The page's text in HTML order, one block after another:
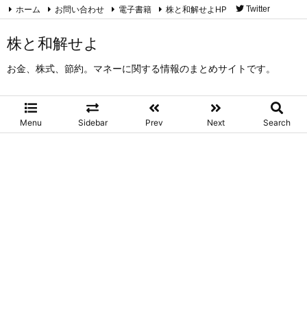
株と和解せよ
お金、株式、節約。マネーに関する情報のまとめサイトです。
Menu Sidebar Prev Next Search
ホーム お問い合わせ 電子書籍 株と和解せよHP
Twitter